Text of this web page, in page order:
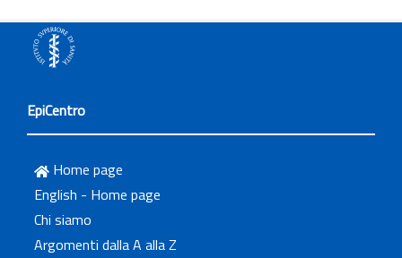
EpiCentro
Home page
English - Home page
Chi siamo
Argomenti dalla A alla Z